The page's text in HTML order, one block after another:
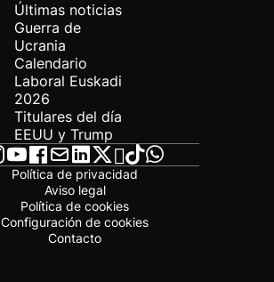
Últimas noticias
Guerra de
Ucrania
Calendario
Laboral Euskadi
2026
Titulares del día
EEUU y Trump
Política de privacidad
Aviso legal
Política de cookies
Configuración de cookies
Contacto